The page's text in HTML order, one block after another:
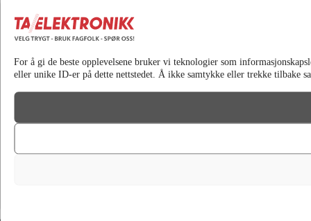
For å gi de beste opplevelsene bruker vi teknologier som
eller unike ID-er på dette nettstedet. Å ikke samtykke eller trekke tilbake